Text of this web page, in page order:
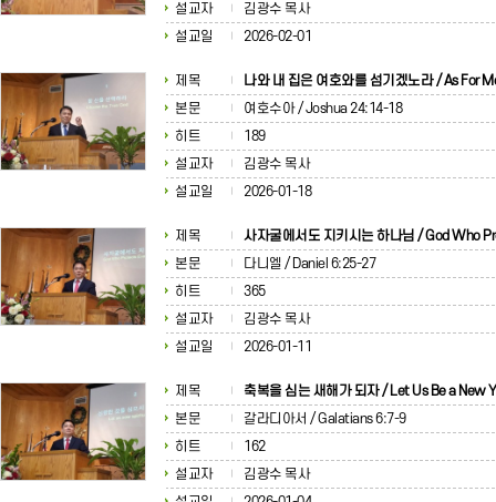
설교자
김광수 목사
설교일
2026-02-01
제목
나와 내 집은 여호와를 섬기겠노라 / As For
본문
여호수아 / Joshua 24:14-18
히트
189
설교자
김광수 목사
설교일
2026-01-18
제목
사자굴에서도 지키시는 하나님 / God Who
본문
다니엘 / Daniel 6:25-27
히트
365
설교자
김광수 목사
설교일
2026-01-11
제목
축복을 심는 새해가 되자 / Let Us Be a New
본문
갈라디아서 / Galatians 6:7-9
히트
162
설교자
김광수 목사